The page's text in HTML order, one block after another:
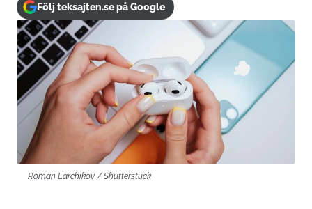
Följ teksajten.se på Google
Roman Larchikov / Shutterstuck